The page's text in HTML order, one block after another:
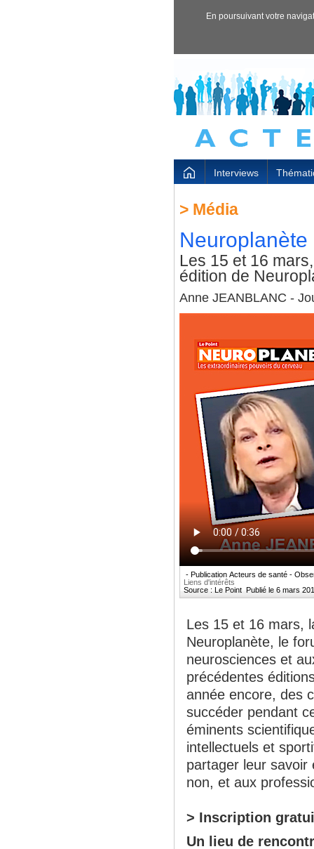
En poursuivant votre
Interviews
>Média
Les 15 et 16
édition de
Anne JEANBLANC -
- Publication Acteurs de santé -
Liens d'intérêts
Source : Le Point Publié le 6 mars
Les 15 et 16 mars,
Neuroplanète, le
neurosciences et
précédentes
année encore, des
succéder pendant
éminents
intellectuels et
partager leur savoir
non, et aux
> Inscription
Un lieu de